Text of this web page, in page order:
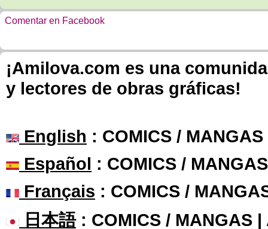
Comentar en Facebook
¡Amilova.com es una
y lectores de obras gráficas!
English : COMICS /
Español : COMICS /
Français : COMICS /
日本語: COMICS / MANGAS |